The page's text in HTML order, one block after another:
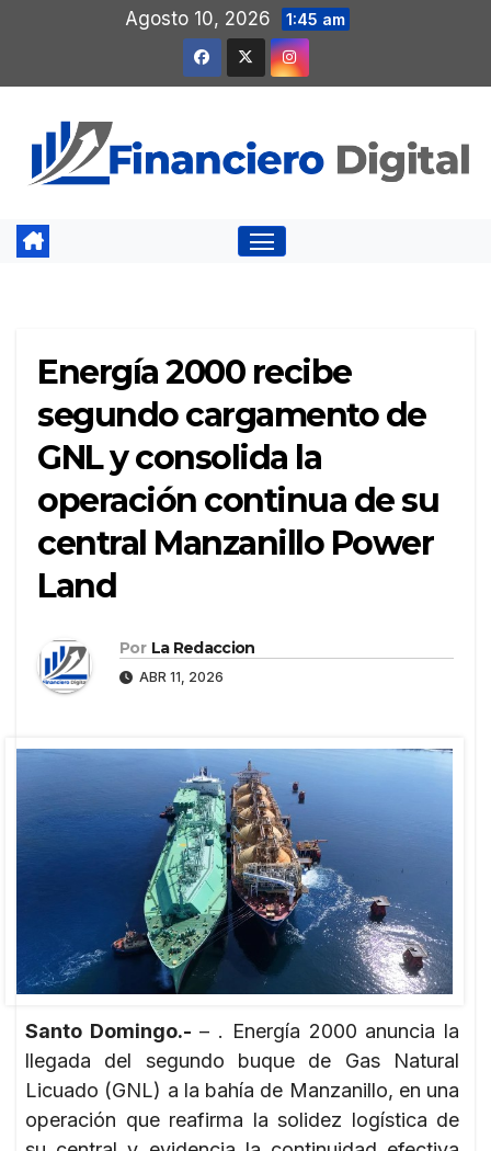
contenido
Agosto 10, 2026 1:45 am
Energía 2000 recibe
segundo cargamento de
GNL y consolida la
operación continua de su
central Manzanillo Power
Land
Por La Redaccion
ABR 11, 2026
Santo Domingo.- – . Energía 2000 anuncia la
llegada del segundo buque de Gas Natural
Licuado (GNL) a la bahía de Manzanillo, en una
operación que reafirma la solidez logística de